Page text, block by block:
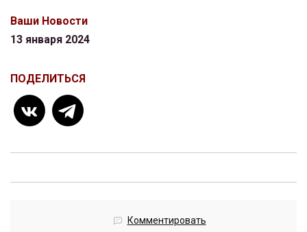
Ваши Новости
13 января 2024
ПОДЕЛИТЬСЯ
Комментировать